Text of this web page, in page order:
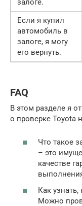
Если я купил
автомобиль в
залоге, я могу
его вернуть.
FAQ
В этом разделе я
о проверке Toyota
Что такое
– это
качестве
Как
Можно